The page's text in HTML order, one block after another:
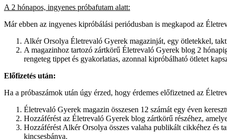
A 2 hónapos, ingyenes próbafutam alatt:
Már ebben az ingyenes kipróbálási periódusban is megkapod az
Alkér Orsolya Életrevaló Gyerek magazinját, egy ötletekkel,
A magazinhoz tartozó zártkörű Életrevaló Gyerek blog 2
rengeteg tippet és gyakorlatias, azonnal kipróbálható ötletet
Előfizetés után:
Ha a próbaszámok után úgy érzed, hogy érdemes előfizetned az
Életrevaló Gyerek magazin összesen 12 számát egy éven
Hozzáférést az Életrevaló Gyerek blog zártkörű részéhez,
Hozzáférést Alkér Orsolya összes valaha publikált cikkéhez
kincsesbánya.